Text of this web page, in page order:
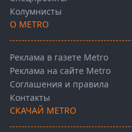
Колумнисты
О METRO
Реклама в газете Metro
Реклама на сайте Metro
Соглашения и правила
Контакты
СКАЧАЙ METRO